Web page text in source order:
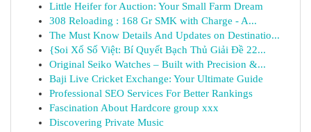
Little Heifer for Auction: Your Small Farm Dream
308 Reloading : 168 Gr SMK with Charge - A...
The Must Know Details And Updates on Destinatio...
{Soi Xổ Số Việt: Bí Quyết Bạch Thủ Giải Đề 22...
Original Seiko Watches – Built with Precision &...
Baji Live Cricket Exchange: Your Ultimate Guide
Professional SEO Services For Better Rankings
Fascination About Hardcore group xxx
Discovering Private Music